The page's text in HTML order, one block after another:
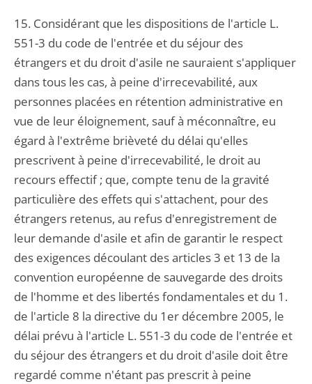
15. Considérant que les dispositions de l'article L.
551-3 du code de l'entrée et du séjour des
étrangers et du droit d'asile ne sauraient s'appliquer
dans tous les cas, à peine d'irrecevabilité, aux
personnes placées en rétention administrative en
vue de leur éloignement, sauf à méconnaître, eu
égard à l'extrême brièveté du délai qu'elles
prescrivent à peine d'irrecevabilité, le droit au
recours effectif ; que, compte tenu de la gravité
particulière des effets qui s'attachent, pour des
étrangers retenus, au refus d'enregistrement de
leur demande d'asile et afin de garantir le respect
des exigences découlant des articles 3 et 13 de la
convention européenne de sauvegarde des droits
de l'homme et des libertés fondamentales et du 1.
de l'article 8 la directive du 1er décembre 2005, le
délai prévu à l'article L. 551-3 du code de l'entrée et
du séjour des étrangers et du droit d'asile doit être
regardé comme n'étant pas prescrit à peine